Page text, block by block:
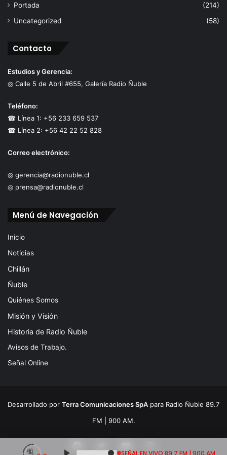
Portada
(214)
Uncategorized
(58)
Contacto
Estudios y Gerencia:
◎ Calle 5 de Abril #655, Galería Radio Ñuble
Teléfono:
☎ Línea 1: +56 233 659 537
☎ Línea 2: +56 42 22 52 828
Correo electrónico:
◎ gerencia@radionuble.cl
◎ prensa@radionuble.cl
Menú de Navegación
Inicio
Noticias
Chillán
Ñuble
Quiénes Somos
Misión y Visión
Historia de Radio Ñuble
Avisos de Trabajo.
Señal Online
Desarrollado por Terra Comunicaciones SpA para Radio Ñuble 89.7
FM | 900 AM.
SEÑAL EN VIVO 89.7 FM | 900 AM